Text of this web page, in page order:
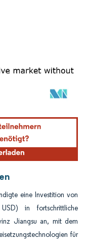
Namensnennung gemäß
eine Investition von
in fortschrittliche
Jiangsu an, mit dem
für